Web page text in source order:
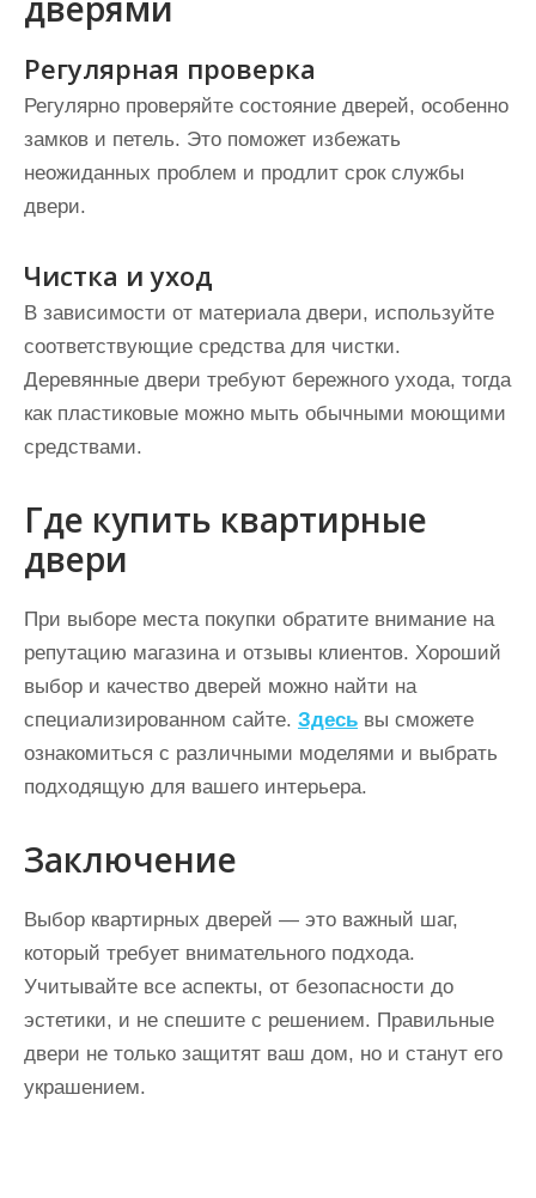
Регулярная проверка
Регулярно проверяйте состояние дверей, особенно
замков и петель. Это поможет избежать
неожиданных проблем и продлит срок службы
двери.
Чистка и уход
В зависимости от материала двери, используйте
соответствующие средства для чистки.
Деревянные двери требуют бережного ухода, тогда
как пластиковые можно мыть обычными моющими
средствами.
Где купить квартирные
двери
При выборе места покупки обратите внимание на
репутацию магазина и отзывы клиентов. Хороший
выбор и качество дверей можно найти на
специализированном сайте. Здесь вы сможете
ознакомиться с различными моделями и выбрать
подходящую для вашего интерьера.
Заключение
Выбор квартирных дверей — это важный шаг,
который требует внимательного подхода.
Учитывайте все аспекты, от безопасности до
эстетики, и не спешите с решением. Правильные
двери не только защитят ваш дом, но и станут его
украшением.